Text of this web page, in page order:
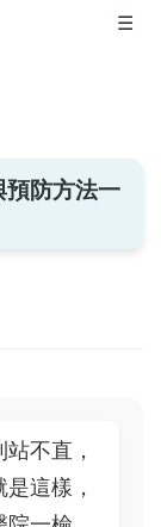
☰
防方法一
不直，
這樣，